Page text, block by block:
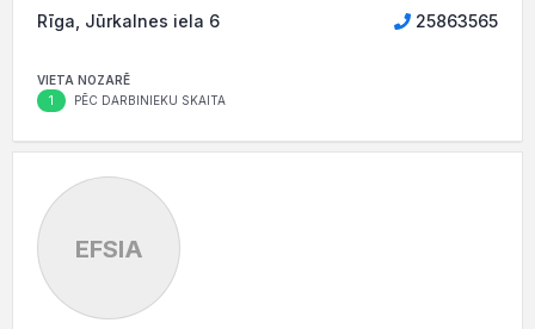
Rīga, Jūrkalnes iela 6 25863565
VIETA NOZARĒ
1 PĒC DARBINIEKU SKAITA
EFSIA